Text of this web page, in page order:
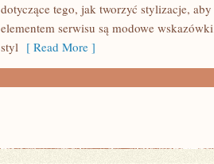
dotyczące tego, jak tworzyć stylizacje,
elementem serwisu są modowe
styl [ Read More ]